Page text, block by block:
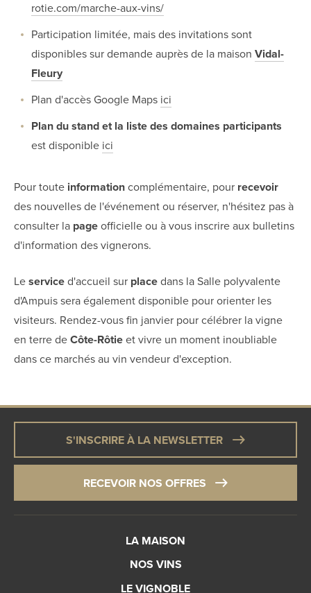
rotie.com/marche-aux-vins/
Participation limitée, mais des invitations sont
disponibles sur demande auprès de la maison Vidal-
Fleury
Plan d'accès Google Maps ici
Plan du stand et la liste des domaines participants
est disponible ici
Pour toute information complémentaire, pour recevoir
des nouvelles de l'événement ou réserver, n'hésitez pas à
consulter la page officielle ou à vous inscrire aux bulletins
d'information des vignerons.
Le service d'accueil sur place dans la Salle polyvalente
d'Ampuis sera également disponible pour orienter les
visiteurs. Rendez-vous fin janvier pour célébrer la vigne
en terre de Côte-Rôtie et vivre un moment inoubliable
dans ce marchés au vin vendeur d'exception.
S'INSCRIRE À LA NEWSLETTER
RECEVOIR NOS OFFRES
LA MAISON
NOS VINS
LE VIGNOBLE